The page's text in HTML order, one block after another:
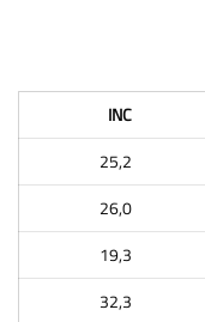
INC
25,2
26,0
19,3
32,3